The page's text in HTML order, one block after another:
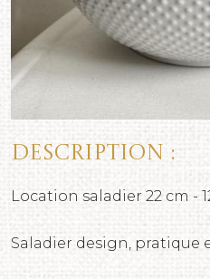
Description :
Location saladier 22 cm -
Saladier design, pratique